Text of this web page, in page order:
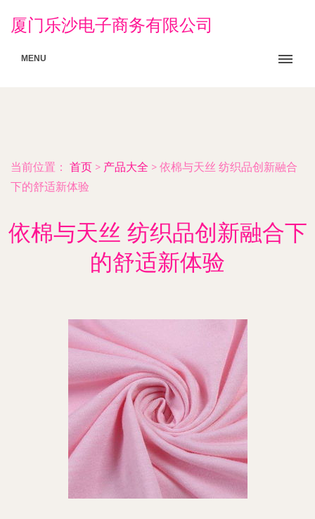
厦门乐沙电子商务有限公司
MENU
当前位置： 首页 > 产品大全 > 依棉与天丝 纺织品创新融合
下的舒适新体验
依棉与天丝 纺织品创新融合下
的舒适新体验